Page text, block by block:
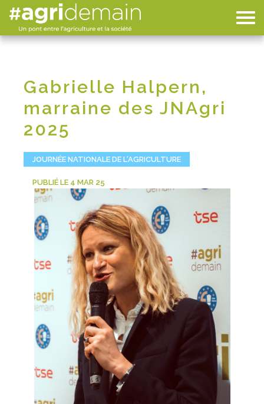
Gabrielle Halpern,
marraine des JNAgri
2025
JOURNÉE NATIONALE DE L'AGRICULTURE
PUBLIÉ LE 4 MAR 25